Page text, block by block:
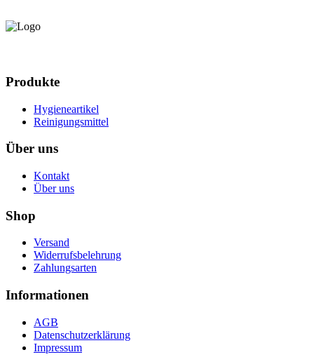
Produkte
Hygieneartikel
Reinigungsmittel
Über uns
Kontakt
Über uns
Shop
Versand
Widerrufsbelehrung
Zahlungsarten
Informationen
AGB
Datenschutzerklärung
Impressum